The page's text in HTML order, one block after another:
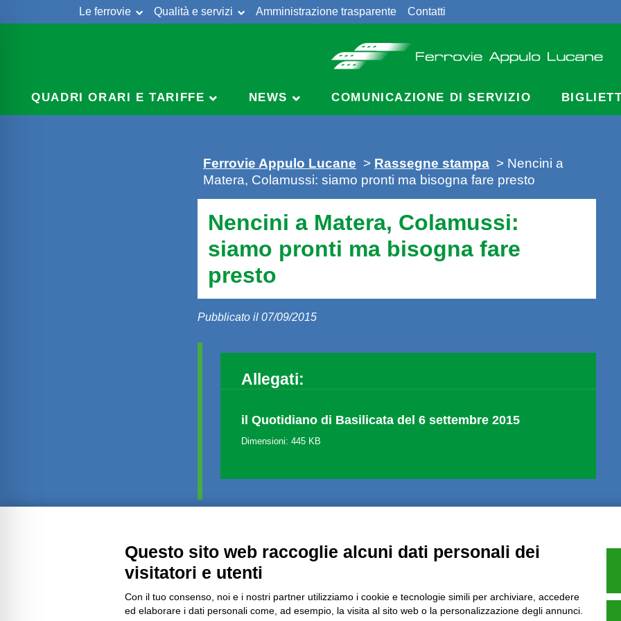
Le ferrovie Qualità e servizi Amministrazione trasparente Contatti
QUADRI ORARI E TARIFFE NEWS COMUNICAZIONE DI SERVIZIO
Ferrovie Appulo Lucane > Rassegne stampa > Nencini a
Matera, Colamussi: siamo pronti ma bisogna fare presto
Nencini a Matera, Colamussi:
siamo pronti ma bisogna fare
presto
Pubblicato il 07/09/2015
Allegati:
il Quotidiano di Basilicata del 6 settembre 2015
Dimensioni: 445 KB
Amministrazione trasparente
Questo sito web raccoglie alcuni dati personali dei
visitatori e utenti
Con il tuo consenso, noi e i nostri partner utilizziamo i cookie e tecnologie simili per archiviare, accedere
ed elaborare i dati personali come, ad esempio, la visita al sito web o la personalizzazione degli annunci.